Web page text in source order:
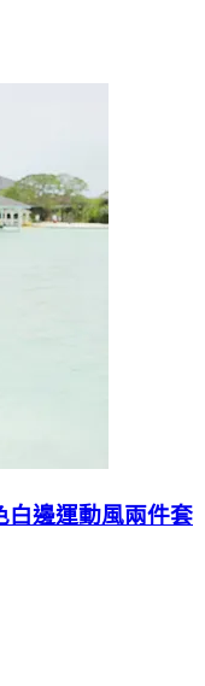
邊運動風兩件套